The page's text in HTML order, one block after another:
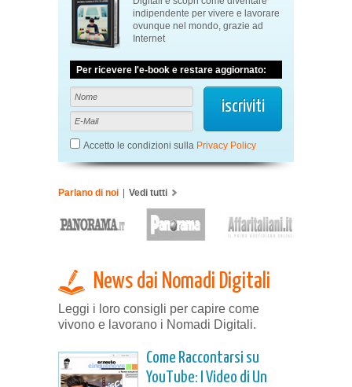
indipendente per vivere e lavorare
ovunque nel mondo, grazie ad
Internet
Per ricevere l'e-book e restare aggiornato:
Accetto le condizioni sulla Privacy Policy
Parlano di noi | Vedi tutti
News dai Nomadi Digitali
Leggi i loro consigli per capire come
vivono e lavorano i Nomadi Digitali.
Come Raccontarsi su
YouTube: I Video di Un